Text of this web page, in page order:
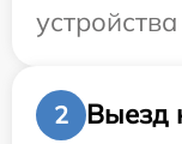
2
Выезд